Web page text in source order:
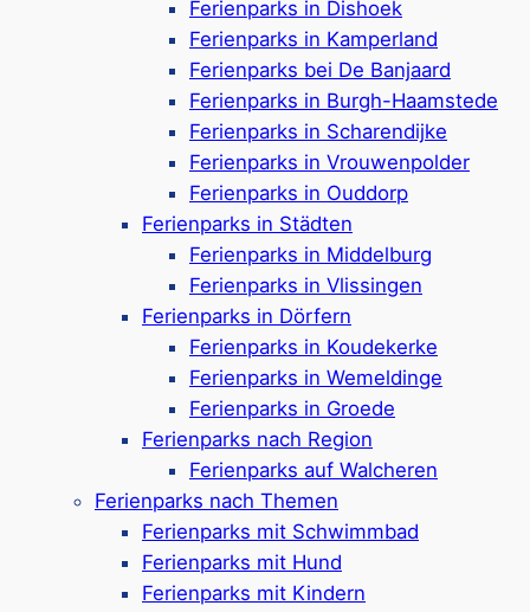
Ferienparks in Dishoek
Ferienparks in Kamperland
Ferienparks bei De Banjaard
Ferienparks in Burgh-Haamstede
Ferienparks in Scharendijke
Ferienparks in Vrouwenpolder
Ferienparks in Ouddorp
Ferienparks in Städten
Ferienparks in Middelburg
Ferienparks in Vlissingen
Ferienparks in Dörfern
Ferienparks in Koudekerke
Ferienparks in Wemeldinge
Ferienparks in Groede
Ferienparks nach Region
Ferienparks auf Walcheren
Ferienparks nach Themen
Ferienparks mit Schwimmbad
Ferienparks mit Hund
Ferienparks mit Kindern
Zeeland mit Kindern –
Familienurlaub am
Meer
Ein Urlaub in Zeeland mit Kindern ist ideal, wenn
man entspannte Tage mit Action für die Kleinen
verbinden möchte –Ferienparks in Zeeland mit
bieten dafür den perfekten Mix aus
Komfort, Spielspaß und Natur direkt am Meer.
Viele Ferienparks in Zeeland punkten mit ihrer
Nähe zum Strand, familienfreundlichen
Unterkünften undjeder Menge
Aktivitätsmöglichkeiten für die Kids
mit Baby, Kleinkind, Schulkind oder Teenager –
die Ferienhäuser sind meist gut ausgestattet
und kindgerecht eingerichtet. So können Eltern